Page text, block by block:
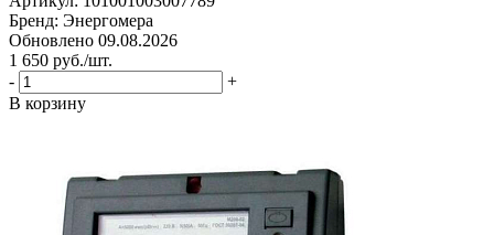
Бренд: Энергомера
Обновлено 09.08.2026
1 650 руб./шт.
-
+
В корзину